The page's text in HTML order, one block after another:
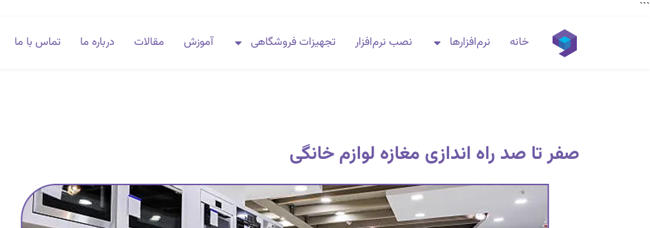
```
خانه
نرم‌افزارها نصب نرم‌افزار تجهیزات فروشگاهی آموزش مقالات درباره ما تماس با ما
صفر تا صد راه اندازی مغازه لوازم خانگی